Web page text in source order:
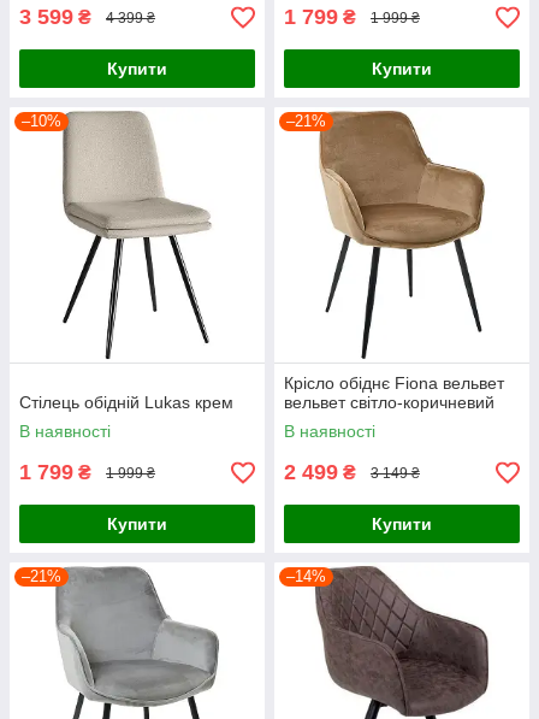
3 599 ₴ 4 399 ₴
Купити
1 799 ₴ 1 999 ₴
Купити
–10%
Стілець обідній Lukas крем
В наявності
1 799 ₴ 1 999 ₴
Купити
–21%
Крісло обіднє Fiona вельвет
вельвет світло-коричневий
В наявності
2 499 ₴ 3 149 ₴
Купити
–21% –14%